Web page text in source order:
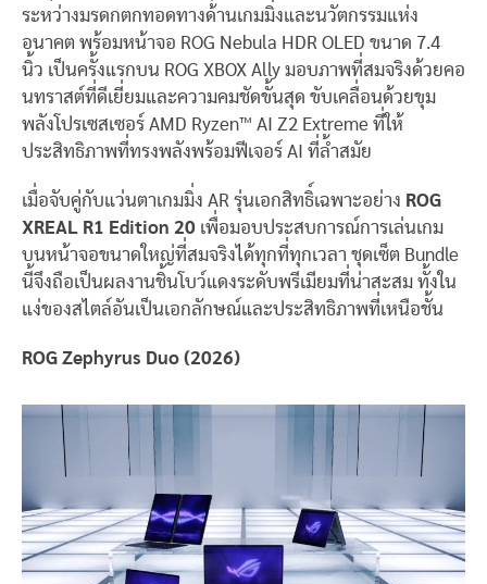
ระหว่างมรดกตกทอดทางด้านเกมมิ่งและนวัตกรรมแห่ง
อนาคต พร้อมหน้าจอ ROG Nebula HDR OLED ขนาด 7.4
นิ้ว เป็นครั้งแรกบน ROG XBOX Ally มอบภาพที่สมจริงด้วยคอ
นทราสต์ที่ดีเยี่ยมและความคมชัดขั้นสุด ขับเคลื่อนด้วยขุม
พลังโปรเซสเซอร์ AMD Ryzen™ AI Z2 Extreme ที่ให้
ประสิทธิภาพที่ทรงพลังพร้อมฟีเจอร์ AI ที่ล้ำสมัย
เมื่อจับคู่กับแว่นตาเกมมิ่ง AR รุ่นเอกสิทธิ์เฉพาะอย่าง ROG
XREAL R1 Edition 20 เพื่อมอบประสบการณ์การเล่นเกม
บนหน้าจอขนาดใหญ่ที่สมจริงได้ทุกที่ทุกเวลา ชุดเซ็ต Bundle
นี้จึงถือเป็นผลงานชิ้นโบว์แดงระดับพรีเมียมที่น่าสะสม ทั้งใน
แง่ของสไตล์อันเป็นเอกลักษณ์และประสิทธิภาพที่เหนือชั้น
ROG Zephyrus Duo (2026)